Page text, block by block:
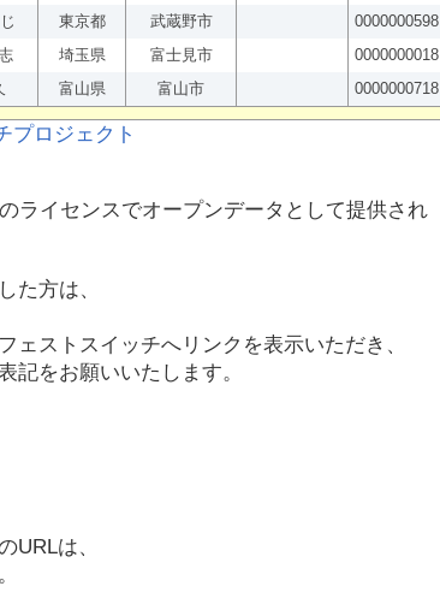
東京都 武蔵野市
0000000598
埼玉県 富士見市
0000000018
富山県 富山市 0000000718
のライセンスでオープンデータとして提供され
た方は、
ストスイッチへリンクを表示いただき、
記をお願いいたします。
URLは、